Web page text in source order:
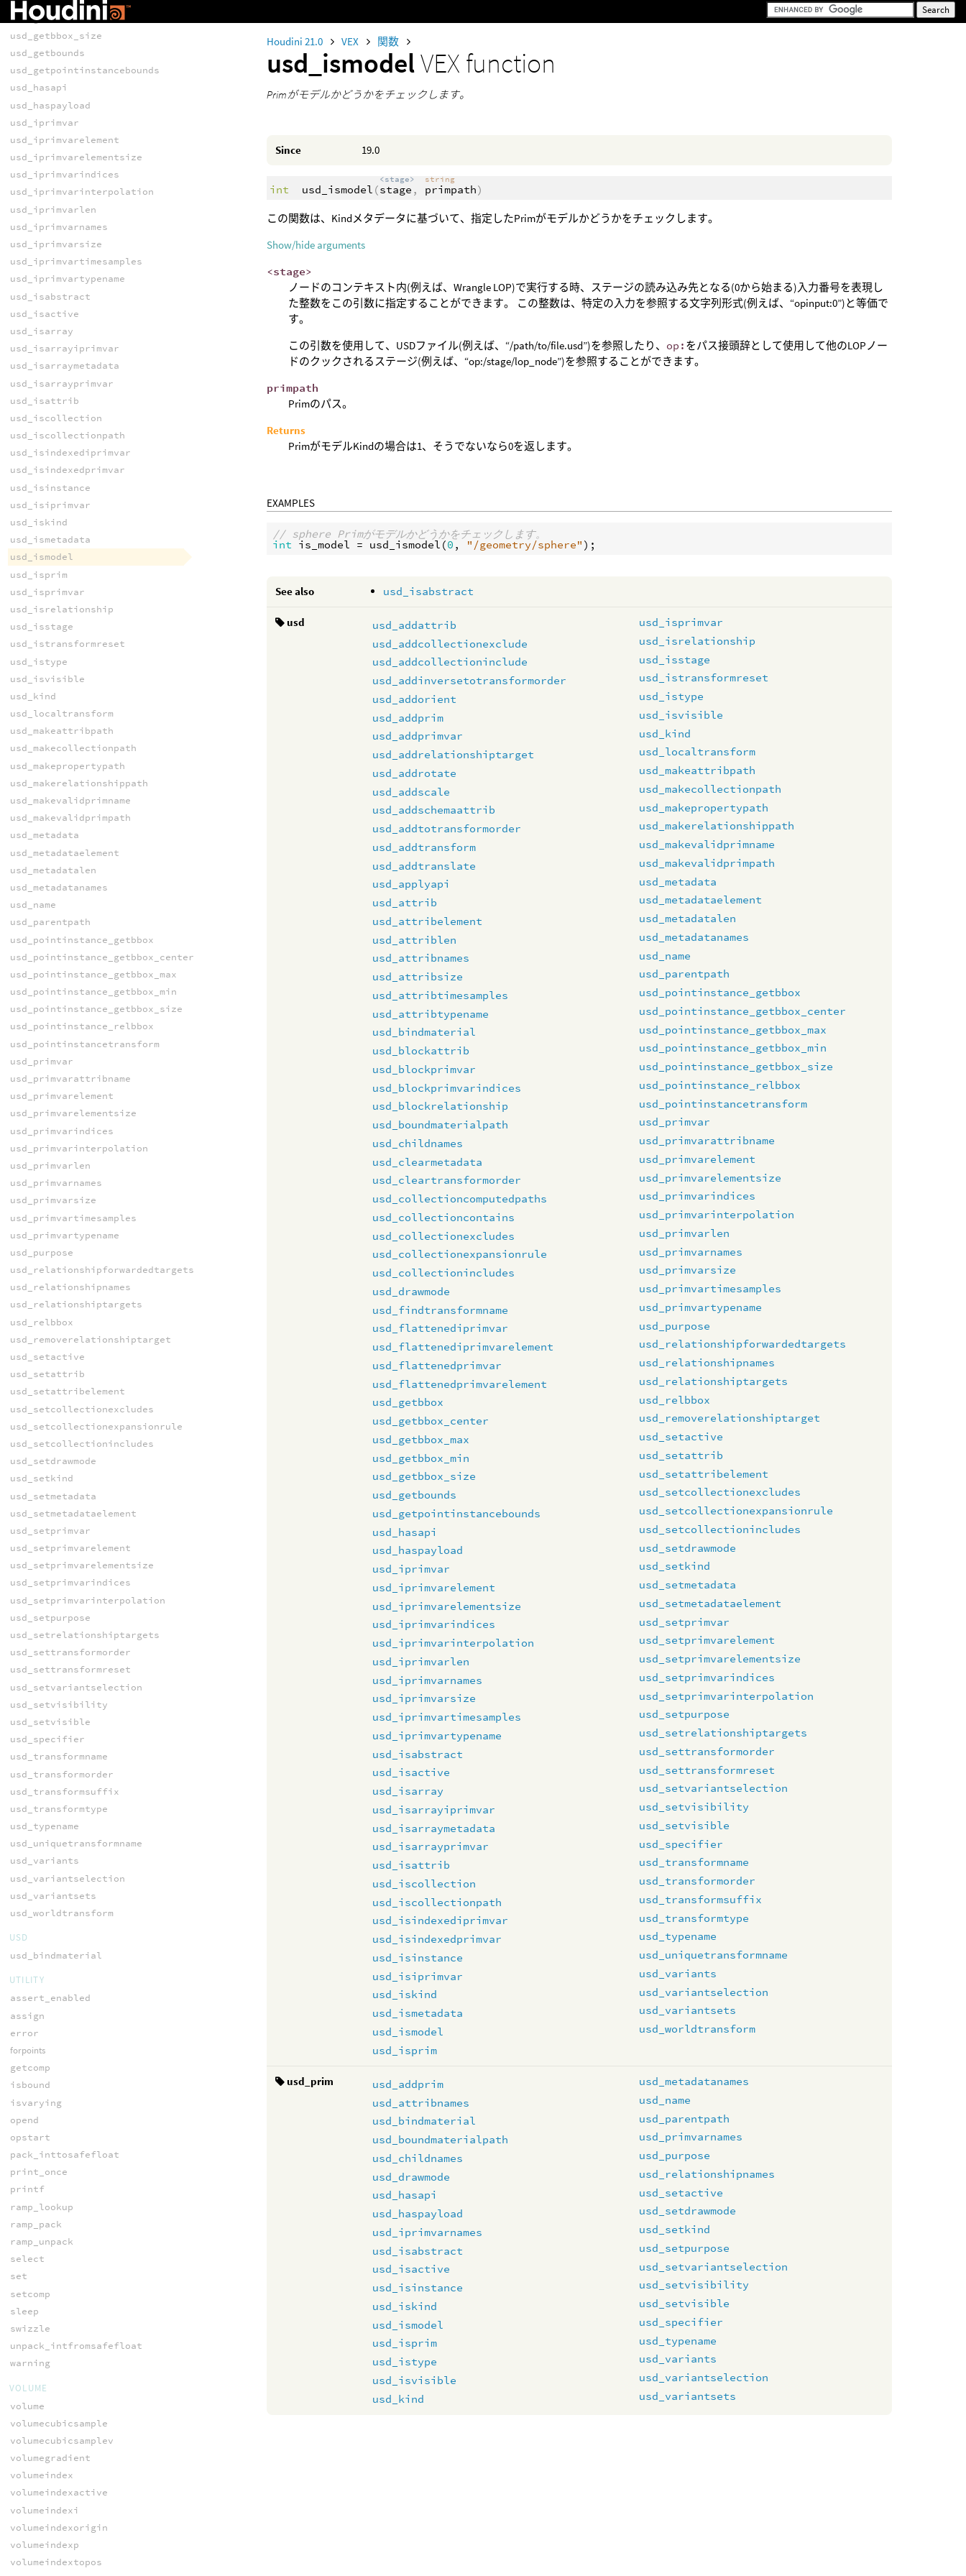
Houdini 21.0 VEX 関数
usd_ismodelVEX function
Primがモデルかどうかをチェックします。
Since 19.0
int usd_ismodel (
<stage>
stage ,
string
primpath)
この関数は、Kindメタデータに基づいて、指定したPrimがモデルかどうかをチェックします。
Show/hide arguments
<stage>
ノードのコンテキスト内(例えば、Wrangle LOP)で実行する時、ステージの読み込み先となる(0から始まる)入力番号を表現し
た整数をこの引数に指定することができます。 この整数は、特定の入力を参照する文字列形式(例えば、“opinput:0”)と等価で
す。
この引数を使用して、USDファイル(例えば、“/path/to/file.usd”)を参照したり、 op: をパス接頭辞として使用して他のLOPノー
ドのクックされるステージ(例えば、“op:/stage/lop_node”)を参照することができます。
primpath
Primのパス。
Returns
PrimがモデルKindの場合は1、そうでないなら0を返します。
EXAMPLES
// sphere Primがモデルかどうかをチェックします。
int is_model = usd_ismodel (0, "/geometry/sphere"
See also usd_isabstract
usd
usd_addattrib
usd_addcollectionexclude
usd_addcollectioninclude
usd_addinversetotransformorder
usd_addorient
usd_addprim
usd_addprimvar
usd_addrelationshiptarget
usd_addrotate
usd_addscale
usd_addschemaattrib
usd_addtotransformorder
usd_addtransform
usd_addtranslate
usd_applyapi
usd_attrib
usd_attribelement
usd_attriblen
usd_attribnames
usd_attribsize
usd_attribtimesamples
usd_attribtypename
usd_bindmaterial
usd_blockattrib
usd_blockprimvar
usd_blockprimvarindices
usd_blockrelationship
usd_boundmaterialpath
usd_childnames
usd_clearmetadata
usd_cleartransformorder
usd_collectioncomputedpaths
usd_collectioncontains
usd_collectionexcludes
usd_collectionexpansionrule
usd_collectionincludes
usd_drawmode
usd_findtransformname
usd_flattenediprimvar
usd_flattenediprimvarelement
usd_flattenedprimvar
usd_flattenedprimvarelement
usd_getbbox
usd_getbbox_center
usd_getbbox_max
usd_getbbox_min
usd_getbbox_size
usd_getbounds
usd_getpointinstancebounds
usd_hasapi
usd_haspayload
usd_iprimvar
usd_iprimvarelement
usd_iprimvarelementsize
usd_iprimvarindices
usd_iprimvarinterpolation
usd_iprimvarlen
usd_iprimvarnames
usd_iprimvarsize
usd_iprimvartimesamples
usd_iprimvartypename
usd_isabstract
usd_isactive
usd_isarray
usd_isarrayiprimvar
usd_isarraymetadata
usd_isarrayprimvar
usd_isattrib
usd_iscollection
usd_iscollectionpath
usd_isindexediprimvar
usd_isindexedprimvar
usd_isinstance
usd_isiprimvar
usd_iskind
usd_ismetadata
usd_ismodel
usd_isprim
usd_isprimvar
usd_isrelationship
usd_isstage
usd_istransformreset
usd_istype
usd_isvisible
usd_kind
usd_localtransform
usd_makeattribpath
usd_makecollectionpath
usd_makepropertypath
usd_makerelationshippath
usd_makevalidprimname
usd_makevalidprimpath
usd_metadata
usd_metadataelement
usd_metadatalen
usd_metadatanames
usd_name
usd_parentpath
usd_pointinstance_getbbox
usd_pointinstance_getbbox_center
usd_pointinstance_getbbox_max
usd_pointinstance_getbbox_min
usd_pointinstance_getbbox_size
usd_pointinstance_relbbox
usd_pointinstancetransform
usd_primvar
usd_primvarattribname
usd_primvarelement
usd_primvarelementsize
usd_primvarindices
usd_primvarinterpolation
usd_primvarlen
usd_primvarnames
usd_primvarsize
usd_primvartimesamples
usd_primvartypename
usd_purpose
usd_relationshipforwardedtargets
usd_relationshipnames
usd_relationshiptargets
usd_relbbox
usd_removerelationshiptarget
usd_setactive
usd_setattrib
usd_setattribelement
usd_setcollectionexcludes
usd_setcollectionexpansionrule
usd_setcollectionincludes
usd_setdrawmode
usd_setkind
usd_setmetadata
usd_setmetadataelement
usd_setprimvar
usd_setprimvarelement
usd_setprimvarelementsize
usd_setprimvarindices
usd_setprimvarinterpolation
usd_setpurpose
usd_setrelationshiptargets
usd_settransformorder
usd_settransformreset
usd_setvariantselection
usd_setvisibility
usd_setvisible
usd_specifier
usd_transformname
usd_transformorder
usd_transformsuffix
usd_transformtype
usd_typename
usd_uniquetransformname
usd_variants
usd_variantselection
usd_variantsets
usd_worldtransform
usd_prim
usd_addprim
usd_attribnames
usd_bindmaterial
usd_boundmaterialpath
usd_childnames
usd_drawmode
usd_hasapi
usd_haspayload
usd_iprimvarnames
usd_isabstract
usd_isactive
usd_isinstance
usd_iskind
usd_ismodel
usd_isprim
usd_istype
usd_isvisible
usd_kind
usd_metadatanames
usd_name
usd_parentpath
usd_primvarnames
usd_purpose
usd_relationshipnames
usd_setactive
usd_setdrawmode
usd_setkind
usd_setpurpose
usd_setvariantselection
usd_setvisibility
usd_setvisible
usd_specifier
usd_typename
usd_variants
usd_variantselection
usd_variantsets
usd_getbbox_min
usd_getbbox_size
usd_getbounds
usd_getpointinstancebounds
usd_hasapi
usd_haspayload
usd_iprimvar
usd_iprimvarelement
usd_iprimvarelementsize
usd_iprimvarindices
usd_iprimvarinterpolation
usd_iprimvarlen
usd_iprimvarnames
usd_iprimvarsize
usd_iprimvartimesamples
usd_iprimvartypename
usd_isabstract
usd_isactive
usd_isarray
usd_isarrayiprimvar
usd_isarraymetadata
usd_isarrayprimvar
usd_isattrib
usd_iscollection
usd_iscollectionpath
usd_isindexediprimvar
usd_isindexedprimvar
usd_isinstance
usd_isiprimvar
usd_iskind
usd_ismetadata
usd_ismodel
usd_isprim
usd_isprimvar
usd_isrelationship
usd_isstage
usd_istransformreset
usd_istype
usd_isvisible
usd_kind
usd_localtransform
usd_makeattribpath
usd_makecollectionpath
usd_makepropertypath
usd_makerelationshippath
usd_makevalidprimname
usd_makevalidprimpath
usd_metadata
usd_metadataelement
usd_metadatalen
usd_metadatanames
usd_name
usd_parentpath
usd_pointinstance_getbbox
usd_pointinstance_getbbox_center
usd_pointinstance_getbbox_max
usd_pointinstance_getbbox_min
usd_pointinstance_getbbox_size
usd_pointinstance_relbbox
usd_pointinstancetransform
usd_primvar
usd_primvarattribname
usd_primvarelement
usd_primvarelementsize
usd_primvarindices
usd_primvarinterpolation
usd_primvarlen
usd_primvarnames
usd_primvarsize
usd_primvartimesamples
usd_primvartypename
usd_purpose
usd_relationshipforwardedtargets
usd_relationshipnames
usd_relationshiptargets
usd_relbbox
usd_removerelationshiptarget
usd_setactive
usd_setattrib
usd_setattribelement
usd_setcollectionexcludes
usd_setcollectionexpansionrule
usd_setcollectionincludes
usd_setdrawmode
usd_setkind
usd_setmetadata
usd_setmetadataelement
usd_setprimvar
usd_setprimvarelement
usd_setprimvarelementsize
usd_setprimvarindices
usd_setprimvarinterpolation
usd_setpurpose
usd_setrelationshiptargets
usd_settransformorder
usd_settransformreset
usd_setvariantselection
usd_setvisibility
usd_setvisible
usd_specifier
usd_transformname
usd_transformorder
usd_transformsuffix
usd_transformtype
usd_typename
usd_uniquetransformname
usd_variants
usd_variantselection
usd_variantsets
usd_worldtransform
USD
usd_bindmaterial
UTILITY
assert_enabled
assign
error
forpoints
getcomp
isbound
isvarying
opend
opstart
pack_inttosafefloat
print_once
printf
ramp_lookup
ramp_pack
ramp_unpack
select
set
setcomp
sleep
swizzle
unpack_intfromsafefloat
warning
VOLUME
volume
volumecubicsample
volumecubicsamplev
volumegradient
volumeindex
volumeindexactive
volumeindexi
volumeindexorigin
volumeindexp
volumeindextopos